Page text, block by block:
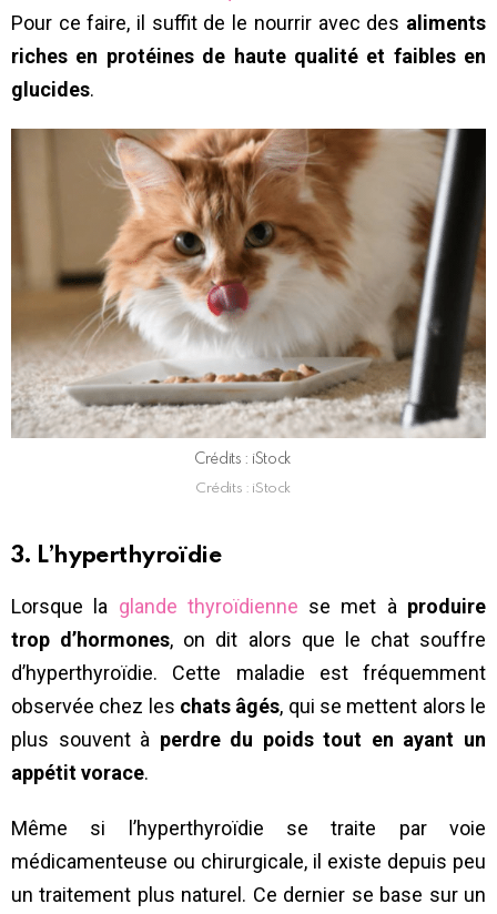
Pour ce faire, il suffit de le nourrir avec des aliments
riches en protéines de haute qualité et faibles en
glucides.
Crédits : iStock
Crédits : iStock
3. L’hyperthyroïdie
Lorsque la glande thyroïdienne se met à produire
trop d’hormones, on dit alors que le chat souffre
d’hyperthyroïdie. Cette maladie est fréquemment
observée chez les chats âgés, qui se mettent alors le
plus souvent à perdre du poids tout en ayant un
appétit vorace.
Même si l’hyperthyroïdie se traite par voie
médicamenteuse ou chirurgicale, il existe depuis peu
un traitement plus naturel. Ce dernier se base sur un